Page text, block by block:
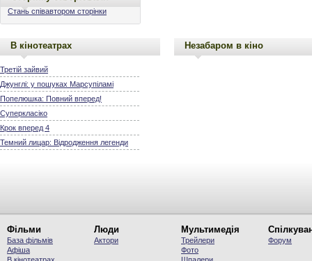
Стань співавтором сторінки
В кінотеатрах
Третій зайвий
Джунглі: у пошуках Марсупіламі
Попелюшка: Повний вперед!
Суперкласіко
Крок вперед 4
Темний лицар: Відродження легенди
Незабаром в кіно
Фільми
База фільмів
Афіша
Люди
Актори
Мультимедія
Трейлери
Фото
Форум